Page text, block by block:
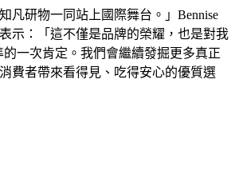
凡研物一同站上國際舞台。」Bennise
示：「這不僅是品牌的榮耀，也是對我
一次肯定。我們會繼續發掘更多真正
費者帶來看得見、吃得安心的優質選